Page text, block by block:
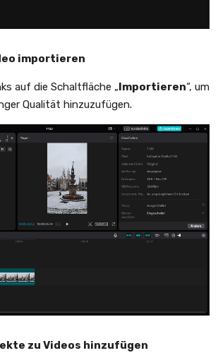
importieren
auf die Schaltfläche „Importieren“, um
Qualität hinzuzufügen.
zu Videos hinzufügen